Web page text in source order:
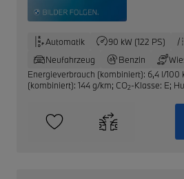
Automatik 90 kW (122 PS)
Neufahrzeug
Benzin
Energieverbrauch (kombiniert): 6,4 l/100
(kombiniert): 144 g/km; CO2-Klasse: E;